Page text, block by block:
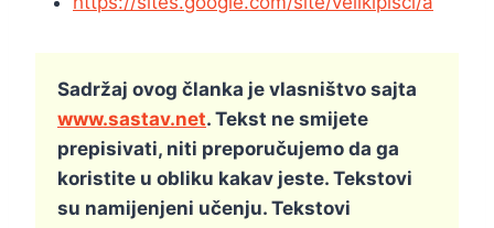
Sadržaj ovog članka je vlasništvo sajta
www.sastav.net. Tekst ne smijete
prepisivati, niti preporučujemo da ga
koristite u obliku kakav jeste. Tekstovi
su namijenjeni učenju. Tekstovi